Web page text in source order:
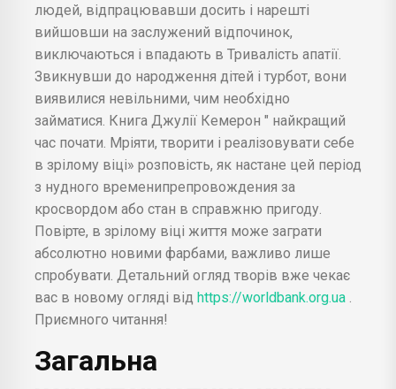
людей, відпрацювавши досить і нарешті
вийшовши на заслужений відпочинок,
виключаються і впадають в Тривалість апатії.
Звикнувши до народження дітей і турбот, вони
виявилися невільними, чим необхідно
займатися. Книга Джулії Кемерон " найкращий
час почати. Мріяти, творити і реалізовувати себе
в зрілому віці» розповість, як настане цей період
з нудного временипрепровождения за
кросвордом або стан в справжню пригоду.
Повірте, в зрілому віці життя може заграти
абсолютно новими фарбами, важливо лише
спробувати. Детальний огляд творів вже чекає
вас в новому огляді від https://worldbank.org.ua
Приємного читання!
Загальна